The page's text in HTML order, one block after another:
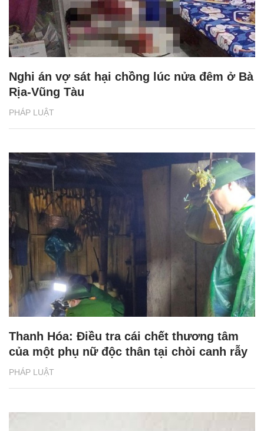
PHÁP LUẬT
Nghi án vợ sát hại chồng lúc nửa đêm ở Bà
Rịa-Vũng Tàu
PHÁP LUẬT
Thanh Hóa: Điều tra cái chết thương tâm
của một phụ nữ độc thân tại chòi canh rẫy